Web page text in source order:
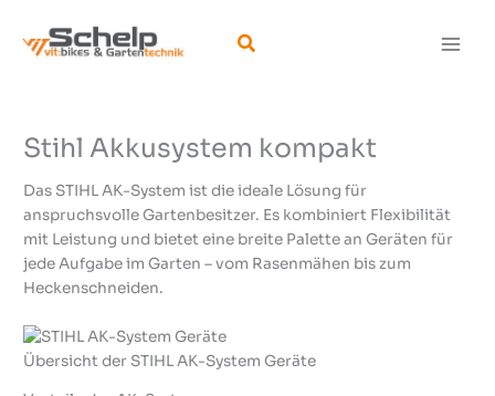
Inhalt
springen
Suchen
Stihl Akkusystem kompakt
Das STIHL AK-System ist die ideale Lösung für
anspruchsvolle Gartenbesitzer. Es kombiniert Flexibilität
mit Leistung und bietet eine breite Palette an Geräten für
jede Aufgabe im Garten – vom Rasenmähen bis zum
Heckenschneiden.
Übersicht der STIHL AK-System Geräte